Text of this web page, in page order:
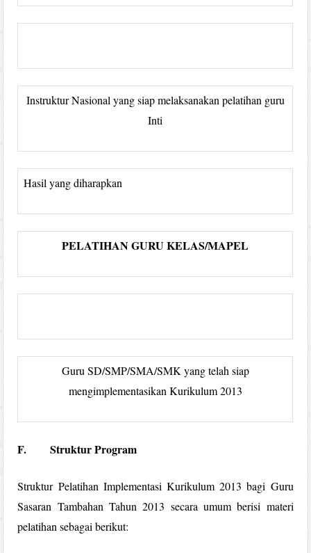
Instruktur Nasional yang siap melaksanakan pelatihan guru
Inti
Hasil yang diharapkan
PELATIHAN GURU KELAS/MAPEL
Guru SD/SMP/SMA/SMK yang telah siap
mengimplementasikan Kurikulum 2013
F.Struktur Program
Struktur Pelatihan Implementasi Kurikulum 2013 bagi Guru
Sasaran Tambahan Tahun 2013 secara umum berisi materi
pelatihan sebagai berikut: